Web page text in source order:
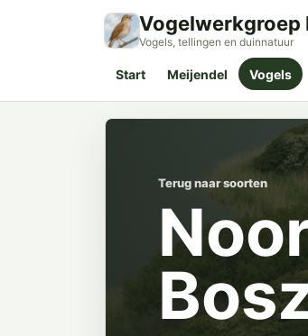
Vogelwerkgroep
Vogels, tellingen en duinnatuur
Start Meijendel Vogels
Terug naar soorten